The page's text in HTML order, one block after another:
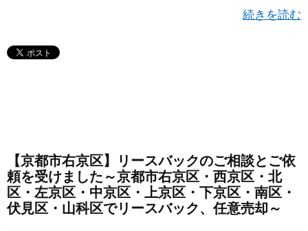
続きを読む
【京都市右京区】リースバックのご相談とご依
頼を受けました～京都市右京区・西京区・北
区・左京区・中京区・上京区・下京区・南区・
伏見区・山科区でリースバック、任意売却～